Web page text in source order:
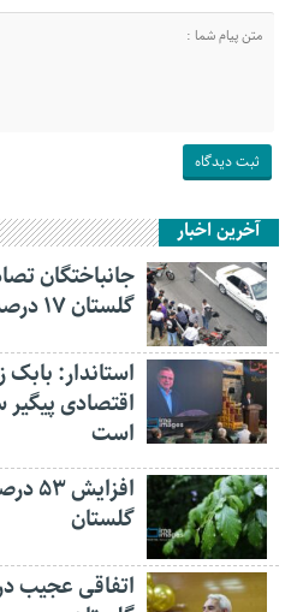
آخرین اخبار
جانباختگان
گلستان ۱۷ درصد کاهش یافت
اقتصادی
است
گلستان
اتفاقی عجیب